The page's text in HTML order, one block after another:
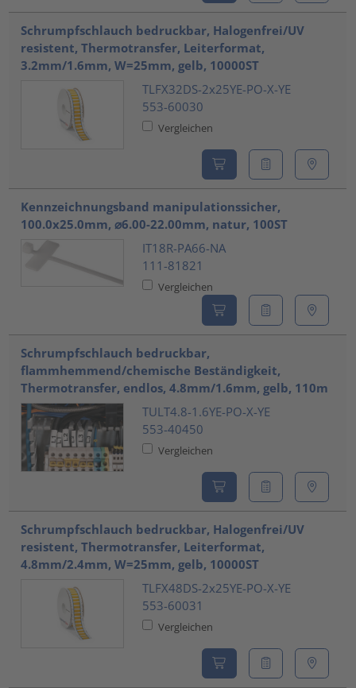
Schrumpfschlauch bedruckbar, Halogenfrei/UV
resistent, Thermotransfer, Leiterformat,
3.2mm/1.6mm, W=25mm, gelb, 10000ST
TLFX32DS-2x25YE-PO-X-YE
553-60030
Vergleichen
Kennzeichnungsband manipulationssicher,
100.0x25.0mm, ⌀6.00-22.00mm, natur, 100ST
IT18R-PA66-NA
111-81821
Vergleichen
Schrumpfschlauch bedruckbar,
flammhemmend/chemische Beständigkeit,
Thermotransfer, endlos, 4.8mm/1.6mm, gelb, 110m
TULT4.8-1.6YE-PO-X-YE
553-40450
Vergleichen
Schrumpfschlauch bedruckbar, Halogenfrei/UV
resistent, Thermotransfer, Leiterformat,
4.8mm/2.4mm, W=25mm, gelb, 10000ST
TLFX48DS-2x25YE-PO-X-YE
553-60031
Vergleichen